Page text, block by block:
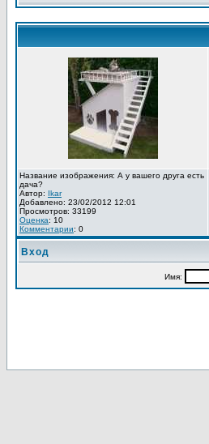
Название изображения: А у вашего друга есть
дача?
Автор: Ikar
Добавлено: 23/02/2012 12:01
Просмотров: 33199
Оценка: 10
Комментарии: 0
Вход
Имя: